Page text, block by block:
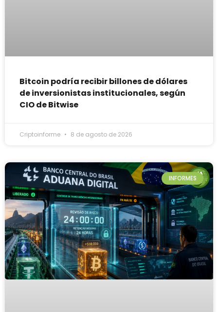
Bitcoin podría recibir billones de dólares
de inversionistas institucionales, según
CIO de Bitwise
Criptoinforme 8 de agosto de 2026
INFORMES